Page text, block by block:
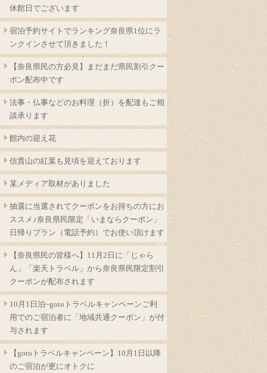
休館日でございます
宿泊予約サイトでランキング奈良県1位にラ
ンクインさせて頂きました！
【奈良県民の方必見】まだまだ県民割引クー
ポン配布中です
法事・仏事などのお料理（折）を配達もご相
談承ります
館内の迎え花
信貴山の紅葉も見頃を迎えております
某メディア取材がありました
抽選に当選されてクーポンをお持ちの方にお
ススメ♪奈良県民限定「いまならクーポン」
日帰りプラン（電話予約）でお使い頂けます
【奈良県民の皆様へ】11月2日に「じゃら
ん」「楽天トラベル」から奈良県民限定割引
クーポンが配布されます
10月1日泊~gotoトラベルキャンペーンご利
用でのご宿泊者に「地域共通クーポン」が付
与されます
【gotoトラベルキャンペーン】10月1日以降
のご宿泊が更にオトクに